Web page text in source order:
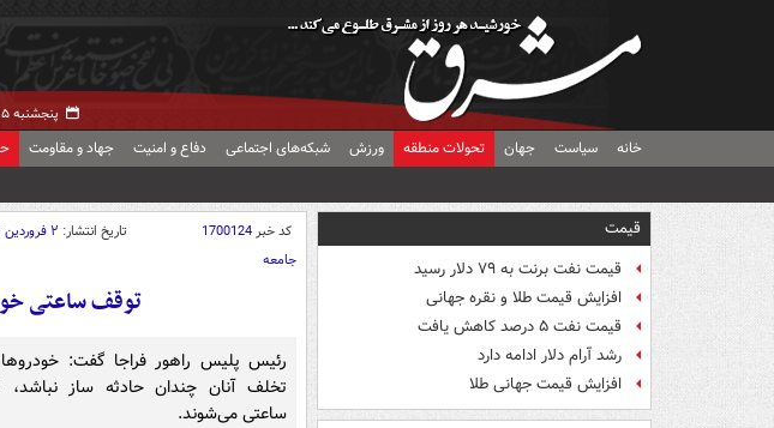
پنجشنبه ۱۵ مرداد ۱۴۰۵ -
خانه سیاست جهان تحولات منطقه ورزش شبکه‌های اجتماعی دفاع و امنیت جهاد و مقاومت
قیمت
قیمت نفت برنت به ۷۹ دلار رسید
افزایش قیمت طلا و نقره جهانی
قیمت نفت ۵ درصد کاهش یافت
رشد آرام دلار ادامه دارد
افزایش قیمت جهانی طلا
کد خبر1700124 تاریخ انتشار: ۲ فروردین ۱۴۰۴ - ۱۱:۰۱
جامعه
توقف ساعتی
رئیس پلیس راهور فراجا گفت:
تخلف آنان چندان حادثه ساز نباشد،
ساعتی می‌شوند.